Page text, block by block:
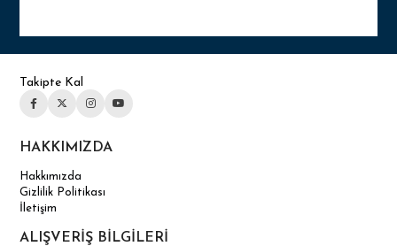
Takipte Kal
HAKKIMIZDA
Hakkımızda
Gizlilik Politikası
İletişim
ALIŞVERİŞ BİLGİLERİ